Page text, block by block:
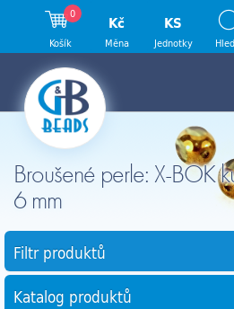
Broušené perle: X-BOK
6 mm
Filtr produktů
Katalog produktů
0
Košík
Kč
Měna
KS
Jednotky